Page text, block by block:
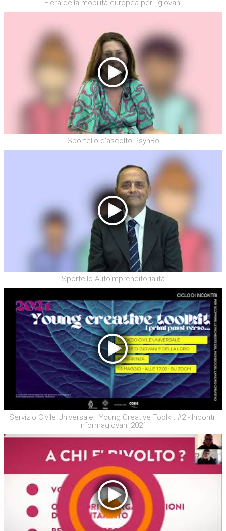
Fiera della mobilità europea per i giovani
Sportello d'ascolto PsynBo
Sportello Autoimprenditorialità
Servizio Civile Universale | Young Creative Toolkit #2 - Incontri
Informagiovani 2021